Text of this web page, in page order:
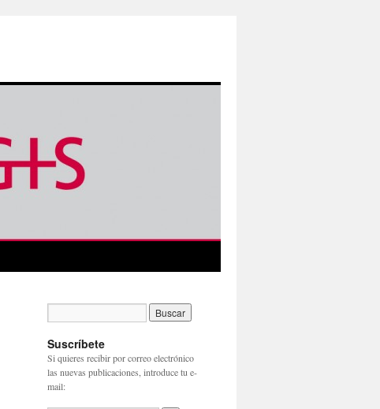
Suscríbete
Si quieres recibir por correo electrónico
las nuevas publicaciones, introduce tu e-
mail: